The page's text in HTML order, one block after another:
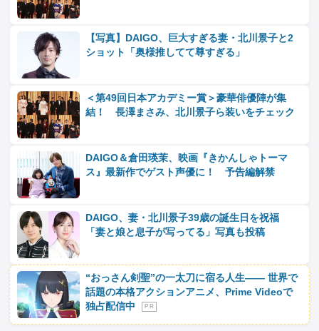
【写真】DAIGO、巨大すぎる妻・北川景子と2
ショット「奥様推してて尊すぎる」
＜第49回日本アカデミー賞＞豪華俳優陣が集
結！ 長澤まさみ、北川景子ら装いをチェック
DAIGO＆倉田瑛茉、映画『きかんしゃトーマ
ス』最新作でゲスト声優に！ 予告編解禁
DAIGO、妻・北川景子39歳の誕生日を祝福
「妻と娘と息子が写ってる」写真も投稿
“おっさん剣聖”の一太刀に宿る人生―― 世界で
話題の本格アクションアニメ、Prime Videoで
独占配信中
P R